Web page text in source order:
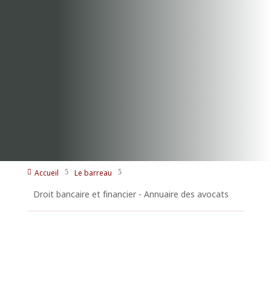
 Accueil 5 Le barreau 5
Droit bancaire et financier - Annuaire des avocats